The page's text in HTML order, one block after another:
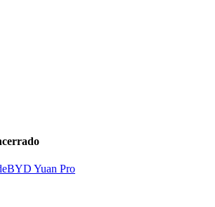
BYD Yuan Pro